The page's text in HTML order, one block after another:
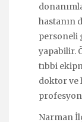
hastanın
personeli
yapabilir.
tıbbi
doktor ve
Narman